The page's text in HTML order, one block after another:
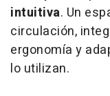
intuitiva. Un
circulación,
ergonomía y
lo utilizan.